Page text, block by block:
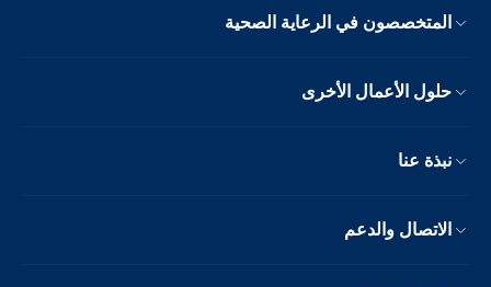
المتخصصون في الرعاية الصحية
حلول الأعمال الأخرى
نبذة عنا
الاتصال والدعم